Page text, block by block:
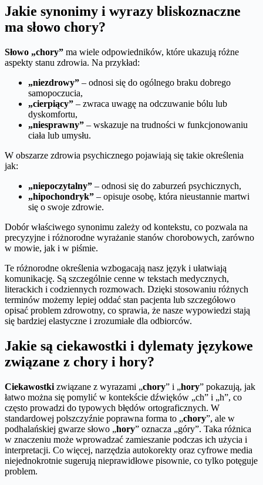
Jakie synonimy i wyrazy bliskoznaczne
ma słowo chory?
Słowo „chory” ma wiele odpowiedników, które ukazują różne
aspekty stanu zdrowia. Na przykład:
„niezdrowy” – odnosi się do ogólnego braku dobrego
samopoczucia,
„cierpiący” – zwraca uwagę na odczuwanie bólu lub
dyskomfortu,
„niesprawny” – wskazuje na trudności w funkcjonowaniu
ciała lub umysłu.
W obszarze zdrowia psychicznego pojawiają się takie określenia
jak:
„niepoczytalny” – odnosi się do zaburzeń psychicznych,
„hipochondryk” – opisuje osobę, która nieustannie martwi
się o swoje zdrowie.
Dobór właściwego synonimu zależy od kontekstu, co pozwala na
precyzyjne i różnorodne wyrażanie stanów chorobowych, zarówno
w mowie, jak i w piśmie.
Te różnorodne określenia wzbogacają nasz język i ułatwiają
komunikację. Są szczególnie cenne w tekstach medycznych,
literackich i codziennych rozmowach. Dzięki stosowaniu różnych
terminów możemy lepiej oddać stan pacjenta lub szczegółowo
opisać problem zdrowotny, co sprawia, że nasze wypowiedzi stają
się bardziej elastyczne i zrozumiałe dla odbiorców.
Jakie są ciekawostki i dylematy językowe
związane z chory i hory?
Ciekawostki związane z wyrazami „chory” i „hory” pokazują, jak
łatwo można się pomylić w kontekście dźwięków „ch” i „h”, co
często prowadzi do typowych błędów ortograficznych. W
standardowej polszczyźnie poprawna forma to „chory”, ale w
podhalańskiej gwarze słowo „hory” oznacza „góry”. Taka różnica
w znaczeniu może wprowadzać zamieszanie podczas ich użycia i
interpretacji. Co więcej, narzędzia autokorekty oraz cyfrowe media
niejednokrotnie sugerują nieprawidłowe pisownie, co tylko potęguje
problem.